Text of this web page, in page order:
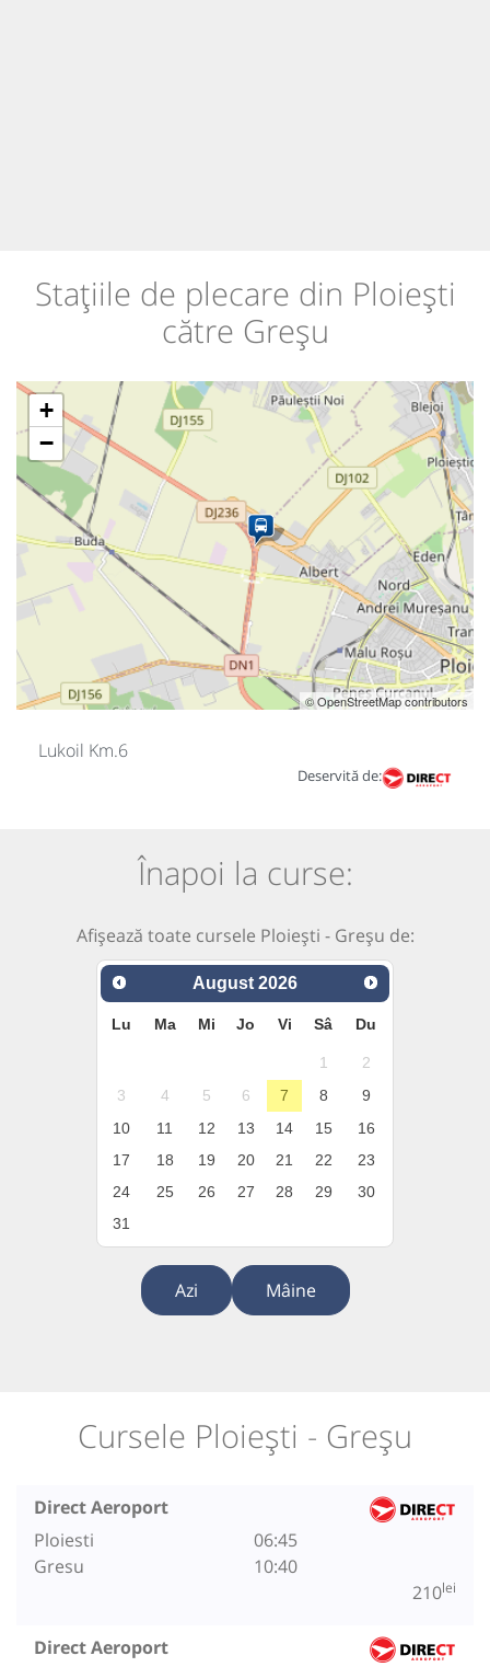
Stațiile de plecare din Ploiești
către Greșu
+
−
© OpenStreetMap contributors
Lukoil Km.6
Deservită de:
Înapoi la curse:
Afișează toate cursele Ploiești - Greșu de:
August 2026
Lu Ma Mi Jo Vi Sâ Du
1
2
3
4 5 6 7 8
9
10
11 12 13 14 15
16
17
18 19 20 21 22
23
24
25 26 27 28 29
30
31
Azi Mâine
Cursele Ploiești - Greșu
Direct Aeroport
Ploiesti
Gresu
06:45
10:40
210lei
Direct Aeroport